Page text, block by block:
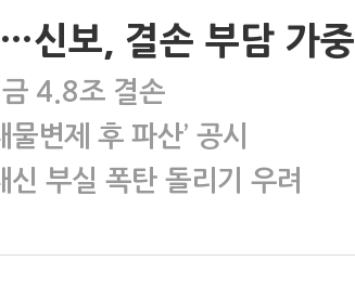
신보, 결손 부담 가중
4.8조 결손
변제 후 파산’ 공시
부실 폭탄 돌리기 우려